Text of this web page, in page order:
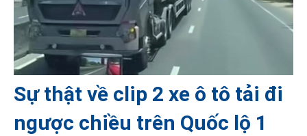
Sự thật về clip 2 xe ô tô tải đi
ngược chiều trên Quốc lộ 1